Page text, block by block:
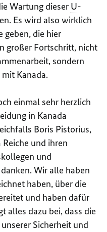
Wartung dieser U-
Es wird also wirklich
geben, die hier
großer Fortschritt, nicht
sondern
Kanada.
einmal sehr herzlich
in Kanada
Boris Pistorius,
und ihren
und
Wir alle haben
haben, über die
und haben dafür
alles dazu bei, dass die
Sicherheit und